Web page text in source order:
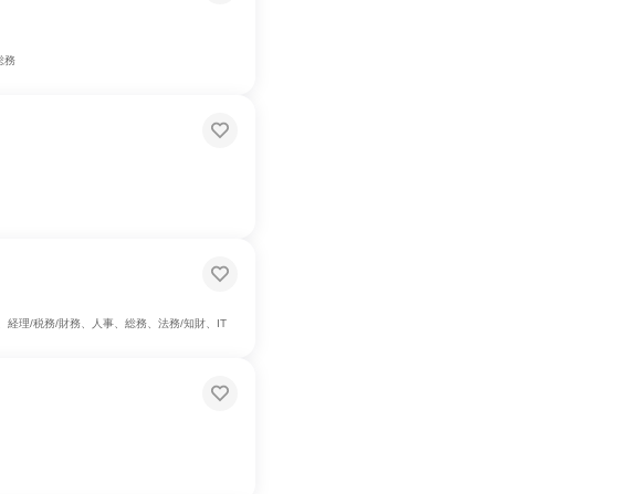
務
経理/税務/財務、人事、総務、法務/知財、IT